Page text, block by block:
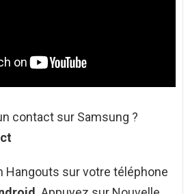
contact sur Samsung ?
Hangouts sur votre téléphone